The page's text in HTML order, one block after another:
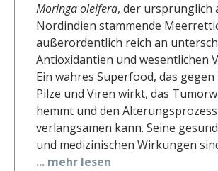
Moringa oleifera, der ursprünglich
Nordindien stammende
außerordentlich reich an
Antioxidantien und wesentlichen
Ein wahres Superfood, das
Pilze und Viren wirkt, das
hemmt und den Alterungsprozess
verlangsamen kann. Seine
und medizinischen Wirkungen
... mehr lesen